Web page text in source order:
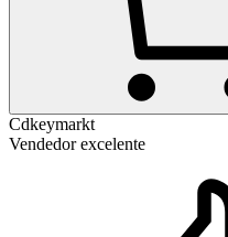
Cdkeymarkt
Vendedor excelente